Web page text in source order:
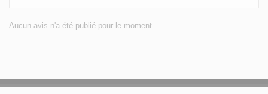
Aucun avis n'a été publié pour le moment.